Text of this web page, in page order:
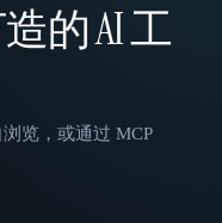
的 AI 工
览，或通过 MCP